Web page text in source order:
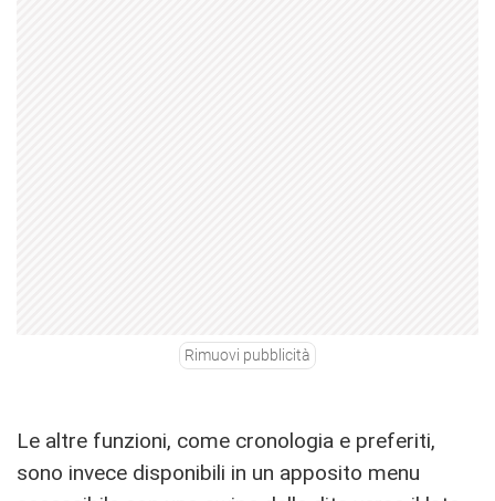
Rimuovi pubblicità
Le altre funzioni, come cronologia e preferiti,
sono invece disponibili in un apposito menu